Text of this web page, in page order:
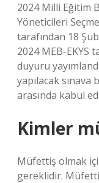
2024 Milli Eğitim
Yöneticileri Seçme
tarafından 18
2024 MEB-EKYS
duyuru
yapılacak
arasında kabul
Kimler
Müfettiş olmak
gereklidir.